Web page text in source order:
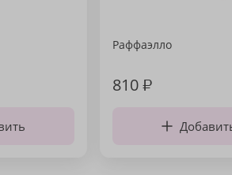
Раффаэлло
810₽